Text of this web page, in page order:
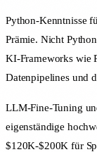
Python-Kenntnisse
Prämie. Nicht
KI-Frameworks wie
Datenpipelines und
LLM-Fine-Tuning
eigenständige
$120K-$200K für